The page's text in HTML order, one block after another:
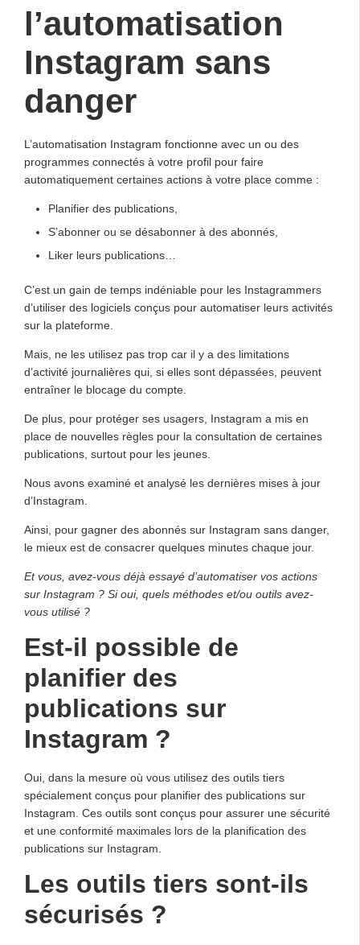
l’automatisation
Instagram sans
danger
L’automatisation Instagram fonctionne avec un ou des
programmes connectés à votre profil pour faire
automatiquement certaines actions à votre place comme :
Planifier des publications,
S’abonner ou se désabonner à des abonnés,
Liker leurs publications…
C’est un gain de temps indéniable pour les Instagrammers
d’utiliser des logiciels conçus pour automatiser leurs activités
sur la plateforme.
Mais, ne les utilisez pas trop car il y a des limitations
d’activité journalières qui, si elles sont dépassées, peuvent
entraîner le blocage du compte.
De plus, pour protéger ses usagers, Instagram a mis en
place de nouvelles règles pour la consultation de certaines
publications, surtout pour les jeunes.
Nous avons examiné et analysé les dernières mises à jour
d’Instagram.
Ainsi, pour gagner des abonnés sur Instagram sans danger,
le mieux est de consacrer quelques minutes chaque jour.
Et vous, avez-vous déjà essayé d’automatiser vos actions
sur Instagram ? Si oui, quels méthodes et/ou outils avez-
vous utilisé ?
Est-il possible de
planifier des
publications sur
Instagram ?
Oui, dans la mesure où vous utilisez des outils tiers
spécialement conçus pour planifier des publications sur
Instagram. Ces outils sont conçus pour assurer une sécurité
et une conformité maximales lors de la planification des
publications sur Instagram.
Les outils tiers sont-ils
sécurisés ?